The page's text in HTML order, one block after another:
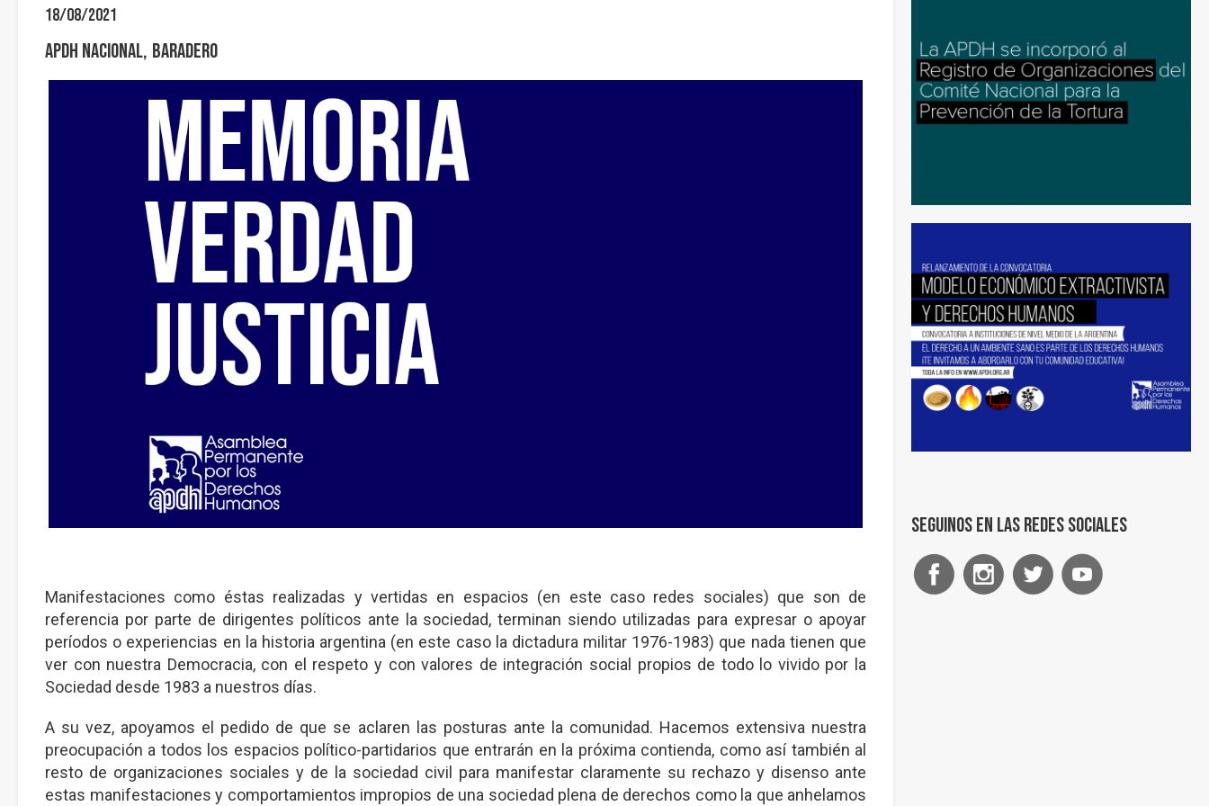
18/08/2021
APDH Nacional Baradero
Manifestaciones como éstas realizadas y vertidas en espacios (en este caso redes sociales) que son de
referencia por parte de dirigentes políticos ante la sociedad, terminan siendo utilizadas para expresar o apoyar
períodos o experiencias en la historia argentina (en este caso la dictadura militar 1976-1983) que nada tienen que
ver con nuestra Democracia, con el respeto y con valores de integración social propios de todo lo vivido por la
Sociedad desde 1983 a nuestros días.
A su vez, apoyamos el pedido de que se aclaren las posturas ante la comunidad. Hacemos extensiva nuestra
preocupación a todos los espacios político-partidarios que entrarán en la próxima contienda, como así también al
resto de organizaciones sociales y de la sociedad civil para manifestar claramente su rechazo y disenso ante
estas manifestaciones y comportamientos impropios de una sociedad plena de derechos como la que anhelamos
Seguinos en las redes sociales